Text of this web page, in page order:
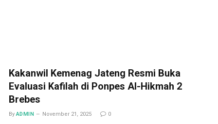
Kakanwil Kemenag Jateng Resmi Buka
Evaluasi Kafilah di Ponpes Al-Hikmah 2
Brebes
By ADMIN November 21, 2025 0